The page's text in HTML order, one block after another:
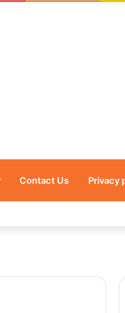
Contact Us Privacy